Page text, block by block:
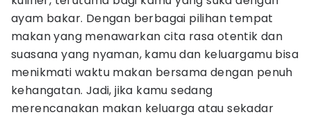
ayam bakar. Dengan berbagai pilihan tempat
makan yang menawarkan cita rasa otentik dan
suasana yang nyaman, kamu dan keluargamu bisa
menikmati waktu makan bersama dengan penuh
kehangatan. Jadi, jika kamu sedang
merencanakan makan keluarga atau sekadar